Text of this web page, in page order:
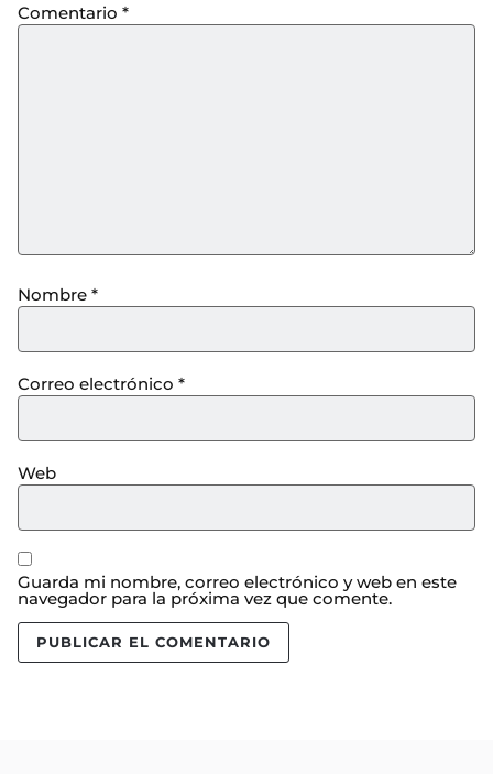
Comentario *
Nombre *
Correo electrónico *
Web
Guarda mi nombre, correo electrónico y web en este
navegador para la próxima vez que comente.